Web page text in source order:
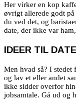
Her virker en kop
øvrigt allerede godt
du ved det, og
date, der ikke var
IDEER TIL
Men hvad så? I stedet
og lav et eller andet
ikke sidder overfor
jobsamtale. Gå ud og